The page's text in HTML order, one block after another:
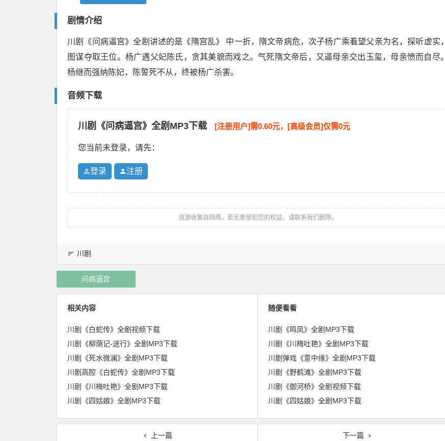
剧情介绍
川剧《问病逼宫》全剧讲述的是《隋宫乱》 中一折，隋文帝病危，次子杨广乘看望父亲为名，探听虚实，
图谋夺取王位。杨广遇父妃陈氏，贪其美貌而戏之。气死隋文帝后，又逼母亲交出玉玺，母亲愤而自尽。
杨继而强纳陈妃，陈誓死不从，终被杨广杀害。
音频下载
川剧《问病逼宫》全剧MP3下载 [注册用户]需0.60元，[高级会员]仅需0元
您当前未登录，请先：
登录 注册
资源收集自网络，若无意侵犯您的权益，请联系我们删除。
川剧
问病逼宫
相关内容
川剧《白蛇传》全剧视频下载
川剧《柳荫记-送行》全剧MP3下载
川剧《死水微澜》全剧MP3下载
川剧高腔《白蛇传》全剧MP3下载
川剧《川梅吐艳》全剧MP3下载
川剧《四姑娘》全剧MP3下载
随便看看
川剧《鸣凤》全剧MP3下载
川剧《川梅吐艳》全剧MP3下载
川剧弹戏《意中缘》全剧MP3下载
川剧《野鹤滩》全剧MP3下载
川剧《御河桥》全剧视频下载
川剧《四姑娘》全剧MP3下载
上一篇 下一篇